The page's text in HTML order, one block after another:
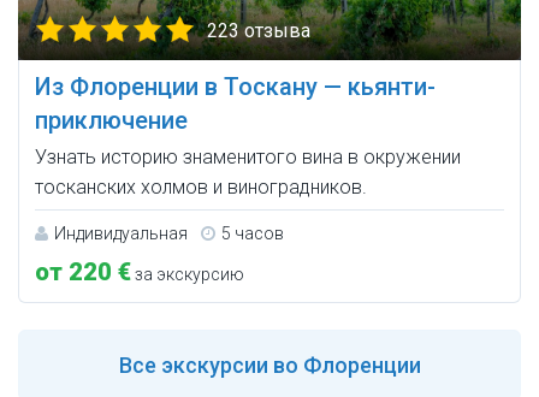
223 отзыва
Из Флоренции в Тоскану — кьянти-
приключение
Узнать историю знаменитого вина в окружении
тосканских холмов и виноградников.
Индивидуальная 5 часов
от 220 €за экскурсию
Все экскурсии во Флоренции